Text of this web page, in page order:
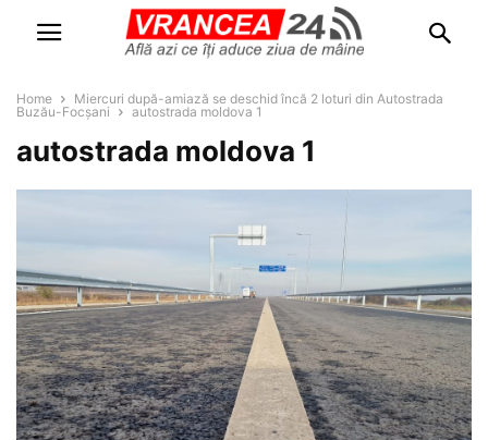
Home
Miercuri după-amiază se deschid încă 2 loturi din Autostrada
Buzău-Focșani
autostrada moldova 1
autostrada moldova 1